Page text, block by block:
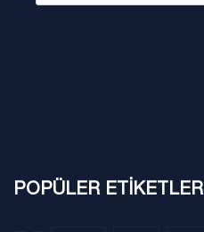
POPÜLER ETİKETLER